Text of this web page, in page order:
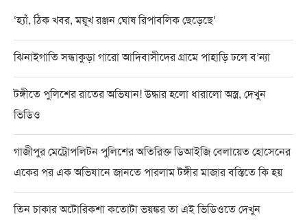
‘হ্যাঁ, ঠিক খবর, ময়ূখ রঞ্জন ঘোষ রিপাবলিক ছেড়েছে’
ঝিনাইগাতি সন্ধাকুড়া গারো আদিবাসীদের গ্রামে পাহাড়ি ঢলে ব’ন্যা
টঙ্গীতে পুলিশের রাতের অভিযান! উদ্ধার হলো ধারালো অস্ত্র, দেখুন
ভিডিও
গাজীপুর মেট্রোপলিটন পুলিশের অতিরিক্ত ডিআইজি বেলায়েত হোসেনের
একের পর এক অভিযানে জানতে পারলাম টঙ্গীর মাজার বস্তিতে কি হয়
তিন চাকার অটোরিকশা কতোটা ভয়ঙ্কর তা এই ভিডিওতে দেখুন